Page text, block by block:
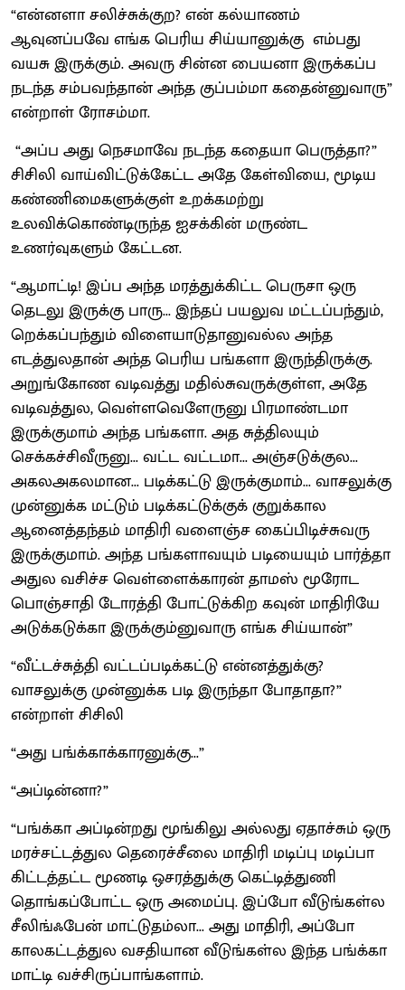
“என்னளா சலிச்சுக்குற? என் கல்யாணம்
ஆவுனப்பவே எங்க பெரிய சிய்யானுக்கு எம்பது
வயசு இருக்கும். அவரு சின்ன பையனா இருக்கப்ப
நடந்த சம்பவந்தான் அந்த குப்பம்மா கதைன்னுவாரு”
என்றாள் ரோசம்மா.
“அப்ப அது நெசமாவே நடந்த கதையா பெருத்தா?”
சிசிலி வாய்விட்டுக்கேட்ட அதே கேள்வியை, மூடிய
கண்ணிமைகளுக்குள் உறக்கமற்று
உலவிக்கொண்டிருந்த ஐசக்கின் மருண்ட
உணர்வுகளும் கேட்டன.
“ஆமாட்டி! இப்ப அந்த மரத்துக்கிட்ட பெருசா ஒரு
தெடலு இருக்கு பாரு... இந்தப் பயலுவ மட்டப்பந்தும்,
றெக்கப்பந்தும் விளையாடுதானுவல்ல அந்த
எடத்துலதான் அந்த பெரிய பங்களா இருந்திருக்கு.
அறுங்கோண வடிவத்து மதில்சுவருக்குள்ள, அதே
வடிவத்துல, வெள்ளவெளேருனு பிரமாண்டமா
இருக்குமாம் அந்த பங்களா. அத சுத்திலயும்
செக்கச்சிவீருனு... வட்ட வட்டமா... அஞ்சடுக்குல...
அகலஅகலமான... படிக்கட்டு இருக்குமாம்... வாசலுக்கு
முன்னுக்க மட்டும் படிக்கட்டுக்குக் குறுக்கால
ஆனைத்தந்தம் மாதிரி வளைஞ்ச கைப்பிடிச்சுவரு
இருக்குமாம். அந்த பங்களாவயும் படியையும் பார்த்தா
அதுல வசிச்ச வெள்ளைக்காரன் தாமஸ் மூரோட
பொஞ்சாதி டோரத்தி போட்டுக்கிற கவுன் மாதிரியே
அடுக்கடுக்கா இருக்கும்னுவாரு எங்க சிய்யான்”
“வீட்டச்சுத்தி வட்டப்படிக்கட்டு என்னத்துக்கு?
வாசலுக்கு முன்னுக்க படி இருந்தா போதாதா?”
என்றாள் சிசிலி
“அது பங்க்காக்காரனுக்கு...”
“அப்டின்னா?”
“பங்க்கா அப்டின்றது மூங்கிலு அல்லது ஏதாச்சும் ஒரு
மரச்சட்டத்துல தெரைச்சீலை மாதிரி மடிப்பு மடிப்பா
கிட்டத்தட்ட மூணடி ஒசரத்துக்கு கெட்டித்துணி
தொங்கப்போட்ட ஒரு அமைப்பு. இப்போ வீடுங்கள்ல
சீலிங்ஃபேன் மாட்டுதம்லா... அது மாதிரி, அப்போ
காலகட்டத்துல வசதியான வீடுங்கள்ல இந்த பங்க்கா
மாட்டி வச்சிருப்பாங்களாம்.